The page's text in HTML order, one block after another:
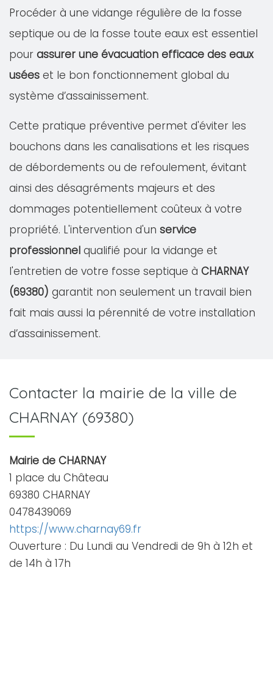
Procéder à une vidange régulière de la fosse
septique ou de la fosse toute eaux est essentiel
pour assurer une évacuation efficace des eaux
usées et le bon fonctionnement global du
système d’assainissement.
Cette pratique préventive permet d'éviter les
bouchons dans les canalisations et les risques
de débordements ou de refoulement, évitant
ainsi des désagréments majeurs et des
dommages potentiellement coûteux à votre
propriété. L'intervention d'un service
professionnel qualifié pour la vidange et
l'entretien de votre fosse septique à CHARNAY
(69380) garantit non seulement un travail bien
fait mais aussi la pérennité de votre installation
d’assainissement.
Contacter la mairie de la ville de
CHARNAY (69380)
Mairie de CHARNAY
1 place du Château
69380 CHARNAY
0478439069
https://www.charnay69.fr
Ouverture : Du Lundi au Vendredi de 9h à 12h et
de 14h à 17h